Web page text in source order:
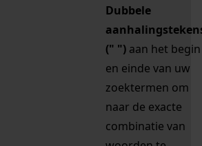
Dubbele
(" ") aan het begin
en einde van uw
zoektermen om
naar de exacte
combinatie van